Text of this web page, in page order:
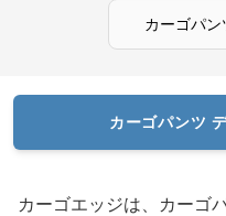
カーゴパン
カーゴパンツ
カーゴエッジは、カーゴ